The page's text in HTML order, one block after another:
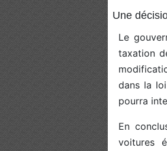
Une
Le
taxation
dans la
pourra
En
voitures